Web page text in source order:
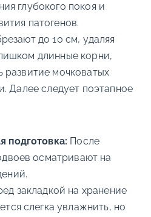
глубокого покоя и
патогенов.
до 10 см, удаляя
длинные корни,
развитие мочковатых
Далее следует поэтапное
подготовка: После
осматривают на
закладкой на хранение
слегка увлажнить, но